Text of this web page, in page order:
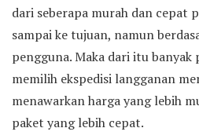
dari seberapa murah dan cepat
sampai ke tujuan, namun
pengguna. Maka dari itu
memilih ekspedisi langganan
menawarkan harga yang lebih
paket yang lebih cepat.